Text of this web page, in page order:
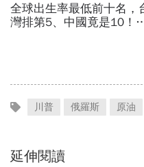
全球出生率最低前十名，
灣排第5、中國竟是10！
川普 俄羅斯 原油
延伸閱讀